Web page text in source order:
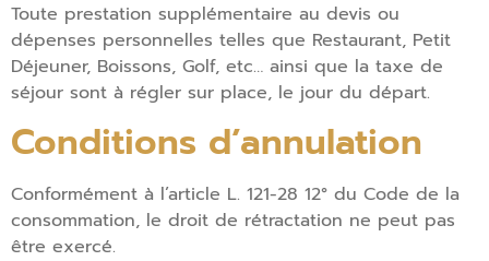
Toute prestation supplémentaire au devis ou
dépenses personnelles telles que Restaurant, Petit
Déjeuner, Boissons, Golf, etc… ainsi que la taxe de
séjour sont à régler sur place, le jour du départ.
Conditions d’annulation
Conformément à l’article L. 121-28 12° du Code de la
consommation, le droit de rétractation ne peut pas
être exercé.